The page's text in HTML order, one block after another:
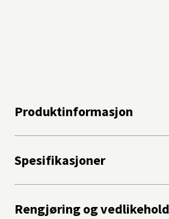
Produktinformasjon
Spesifikasjoner
Rengjøring og vedlikehold